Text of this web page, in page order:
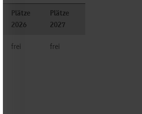
Plätze
2026
Plätze
2027
frei frei